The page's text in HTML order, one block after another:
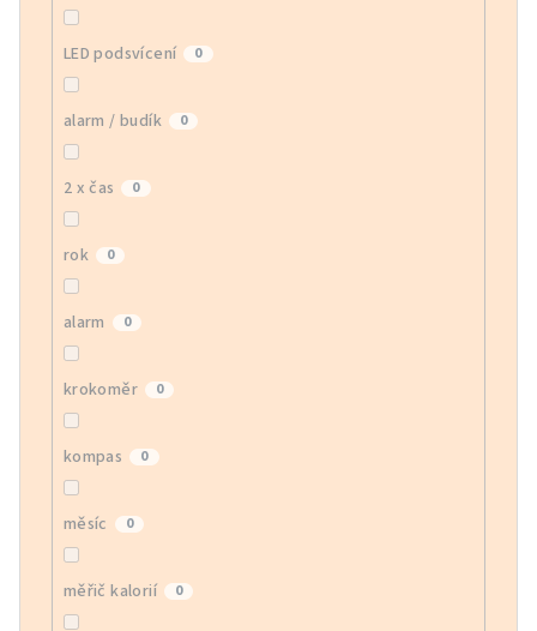
LED podsvícení 0
alarm / budík 0
2 x čas 0
rok 0
alarm 0
krokoměr 0
kompas 0
měsíc 0
měřič kalorií 0